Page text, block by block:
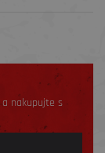
a nakupujte s